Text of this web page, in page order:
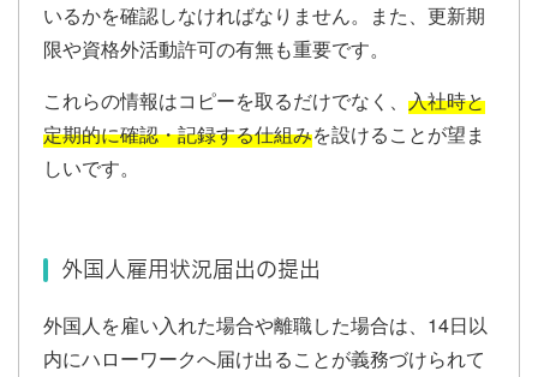
いるかを確認しなければなりません。また、更新期
限や資格外活動許可の有無も重要です。
これらの情報はコピーを取るだけでなく、 入社時と
定期的に確認・記録する仕組みを設けることが望ま
しいです。
外国人雇用状況届出の提出
外国人を雇い入れた場合や離職した場合は、14日以
内にハローワークへ届け出ることが義務づけられて